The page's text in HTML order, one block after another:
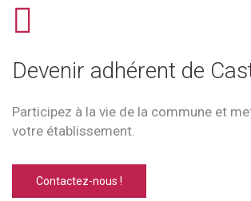
Devenir adhérent de
Participez à la vie de la commune et
votre établissement.
Contactez-nous !